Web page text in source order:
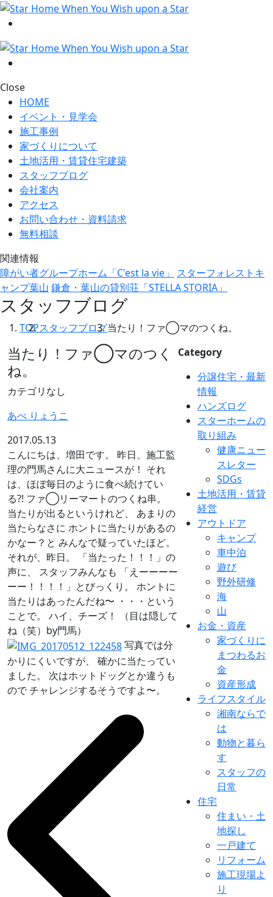
Close
HOME
イベント・見学会
施工事例
家づくりについて
土地活用・賃貸住宅建築
スタッフブログ
会社案内
アクセス
お問い合わせ・資料請求
無料相談
関連情報
障がい者グループホーム「C'est la vie」
スターフォレストキ
ャンプ葉山 鎌倉・葉山の貸別荘「STELLA STORIA」
スタッフブログ
TOPスタッフブログ当たり！ファ◯マのつくね。
当たり！ファ◯マのつく
ね。
カテゴリなし
あべ りょうこ
2017.05.13
こんにちは、増田です。 昨日、施工監
理の門馬さんに大ニュースが！ それ
は、ほぼ毎日のように食べ続けてい
る?! ファ◯リーマートのつくね串。
当たりが出るというけれど、 あまりの
当たらなさに ホントに当たりがあるの
かなー？と みんなで疑っていたほど。
それが、昨日。 「当たった！！！」の
声に、 スタッフみんなも 「えーーーー
ーー！！！！」とびっくり。 ホントに
当たりはあったんだね〜 ・・・という
ことで。 ハイ、チーズ！ （目は隠して
ね（笑）by門馬）
写真では分
かりにくいですが、 確かに当たってい
ました。 次はホットドッグとか違うも
ので チャレンジするそうですよ〜。
Category
分譲住宅・最新
情報
ハンズログ
スターホームの
取り組み
健康ニュー
スレター
SDGs
土地活用・賃貸
経営
アウトドア
キャンプ
車中泊
遊び
野外研修
海
山
お金・資産
家づくりに
まつわるお
金
資産形成
ライフスタイル
湘南ならで
は
動物と暮ら
す
スタッフの
日常
住宅
住まい・土
地探し
一戸建て
リフォーム
施工現場よ
り